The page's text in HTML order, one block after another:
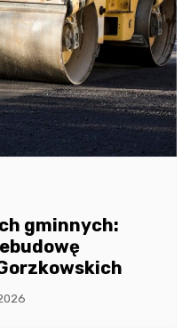
gminnych: